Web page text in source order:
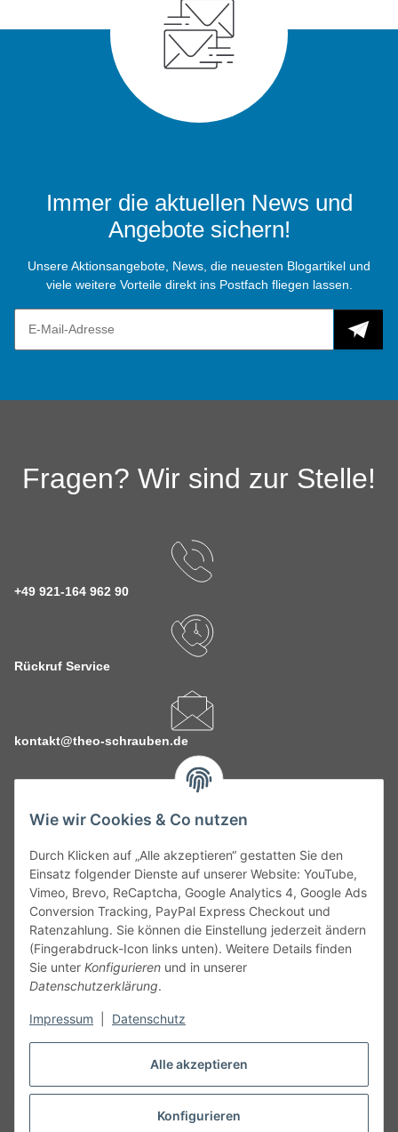
Alle akzeptieren
Konfigurieren
Wie wir Cookies & Co nutzen
Durch Klicken auf „Alle akzeptieren“ gestatten Sie den
Einsatz folgender Dienste auf unserer Website: YouTube,
Vimeo, Brevo, ReCaptcha, Google Analytics 4, Google Ads
Conversion Tracking, PayPal Express Checkout und
Ratenzahlung. Sie können die Einstellung jederzeit ändern
(Fingerabdruck-Icon links unten). Weitere Details finden
Sie unter Konfigurieren und in unserer
Datenschutzerklärung.
Impressum Datenschutz
Immer die aktuellen News und
Angebote sichern!
Unsere Aktionsangebote, News, die neuesten Blogartikel und
viele weitere Vorteile direkt ins Postfach fliegen lassen.
Fragen? Wir sind zur Stelle!
+49 921-164 962 90
Rückruf Service
kontakt@theo-schrauben.de
Service
Gesetzliche Informationen
Alle technischen Angaben ohne Gewähr. Irrtümer und fehlerhafte
Angaben vorbehalten. Wenn Sie Datenblätter oder spezielle
unseren Kundenservice. Abbildungen der Artikel können
Vertrag widerrufen